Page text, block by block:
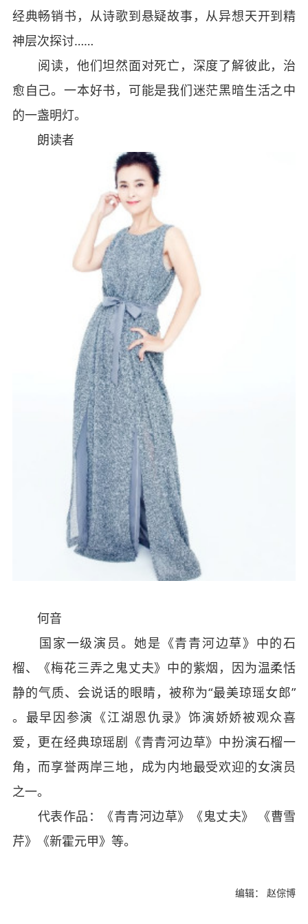
经典畅销书，从诗歌到悬疑故事，从异想天开到精
神层次探讨……
阅读，他们坦然面对死亡，深度了解彼此，治
愈自己。一本好书，可能是我们迷茫黑暗生活之中
的一盏明灯。
朗读者
何音
国家一级演员。她是《青青河边草》中的石
榴、《梅花三弄之鬼丈夫》中的紫烟，因为温柔恬
静的气质、会说话的眼睛，被称为“最美琼瑶女郎”
。最早因参演《江湖恩仇录》饰演娇娇被观众喜
爱，更在经典琼瑶剧《青青河边草》中扮演石榴一
角，而享誉两岸三地，成为内地最受欢迎的女演员
之一。
代表作品：《青青河边草》《鬼丈夫》 《曹雪
芹》《新霍元甲》等。
编辑： 赵倧博